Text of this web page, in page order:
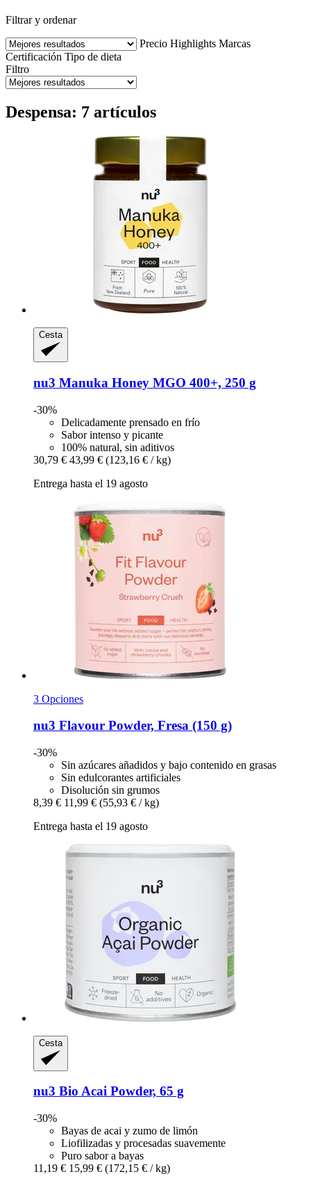
Filtrar y ordenar
Precio Highlights Marcas
Certificación Tipo de dieta
Filtro
Despensa: 7 artículos
Cesta
nu3 Manuka Honey MGO 400+, 250 g
-30%
Delicadamente prensado en frío
Sabor intenso y picante
100% natural, sin aditivos
30,79 € 43,99 € (123,16 € / kg)
Entrega hasta el 19 agosto
3 Opciones
nu3 Flavour Powder, Fresa (150 g)
-30%
Sin azúcares añadidos y bajo contenido en grasas
Sin edulcorantes artificiales
Disolución sin grumos
8,39 € 11,99 € (55,93 € / kg)
Entrega hasta el 19 agosto
Cesta
nu3 Bio Acai Powder, 65 g
-30%
Bayas de acai y zumo de limón
Liofilizadas y procesadas suavemente
Puro sabor a bayas
11,19 € 15,99 € (172,15 € / kg)